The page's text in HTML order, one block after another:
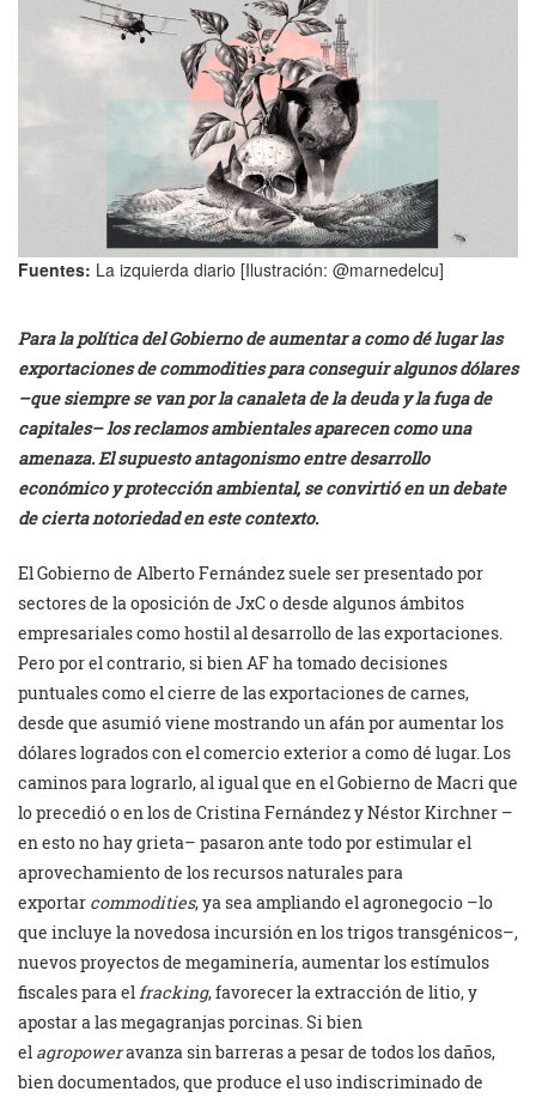
Fuentes: La izquierda diario [Ilustración: @marnedelcu]
Para la política del Gobierno de aumentar a como dé lugar las
exportaciones de commodities para conseguir algunos dólares
–que siempre se van por la canaleta de la deuda y la fuga de
capitales– los reclamos ambientales aparecen como una
amenaza. El supuesto antagonismo entre desarrollo
económico y protección ambiental, se convirtió en un debate
de cierta notoriedad en este contexto.
El Gobierno de Alberto Fernández suele ser presentado por
sectores de la oposición de JxC o desde algunos ámbitos
empresariales como hostil al desarrollo de las exportaciones.
Pero por el contrario, si bien AF ha tomado decisiones
puntuales como el cierre de las exportaciones de carnes,
desde que asumió viene mostrando un afán por aumentar los
dólares logrados con el comercio exterior a como dé lugar. Los
caminos para lograrlo, al igual que en el Gobierno de Macri que
lo precedió o en los de Cristina Fernández y Néstor Kirchner –
en esto no hay grieta– pasaron ante todo por estimular el
aprovechamiento de los recursos naturales para
exportar commodities, ya sea ampliando el agronegocio –lo
que incluye la novedosa incursión en los trigos transgénicos–,
nuevos proyectos de megaminería, aumentar los estímulos
fiscales para el fracking, favorecer la extracción de litio, y
apostar a las megagranjas porcinas. Si bien
el agropoweravanza sin barreras a pesar de todos los daños,
bien documentados, que produce el uso indiscriminado de